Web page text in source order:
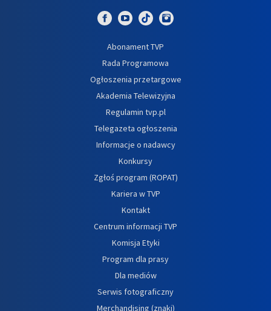
Abonament TVP
Rada Programowa
Ogłoszenia przetargowe
Akademia Telewizyjna
Regulamin tvp.pl
Telegazeta ogłoszenia
Informacje o nadawcy
Konkursy
Zgłoś program (ROPAT)
Kariera w TVP
Kontakt
Centrum informacji TVP
Komisja Etyki
Program dla prasy
Dla mediów
Serwis fotograficzny
Merchandising (znaki)